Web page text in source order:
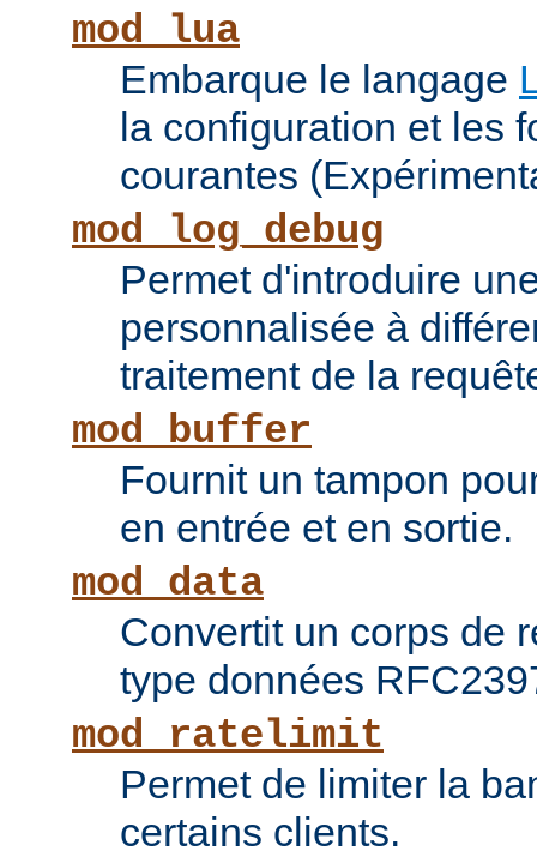
mod_lua
Embarque le langage
la configuration et les
courantes
mod_log_debug
Permet d'introduire
personnalisée à
traitement de la
mod_buffer
Fournit un tampon
en entrée et en sortie.
mod_data
Convertit un corps de
type données
mod_ratelimit
Permet de limiter la
certains clients.